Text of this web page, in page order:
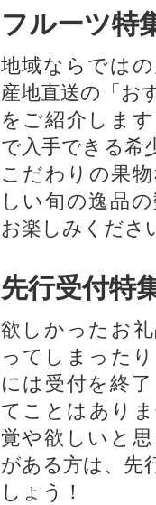
フルーツ特
地域ならでは
産地直送の「お
をご紹介しま
で入手できる希
こだわりの果
しい旬の逸品
お楽しみくださ
先行受付特
欲しかったお
ってしまった
には受付を終
てことはあり
覚や欲しいと
がある方は、先
しょう！